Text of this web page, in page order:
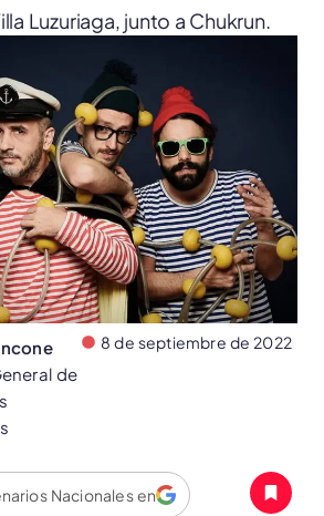
Luzuriaga, junto a Chukrun.
de
8 de septiembre de 2022
Nacionales en